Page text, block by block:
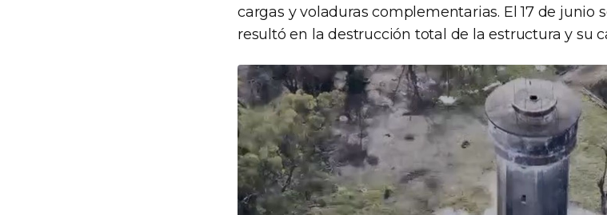
cargas y voladuras complementarias. El 17 de junio
resultó en la destrucción total de la estructura y su